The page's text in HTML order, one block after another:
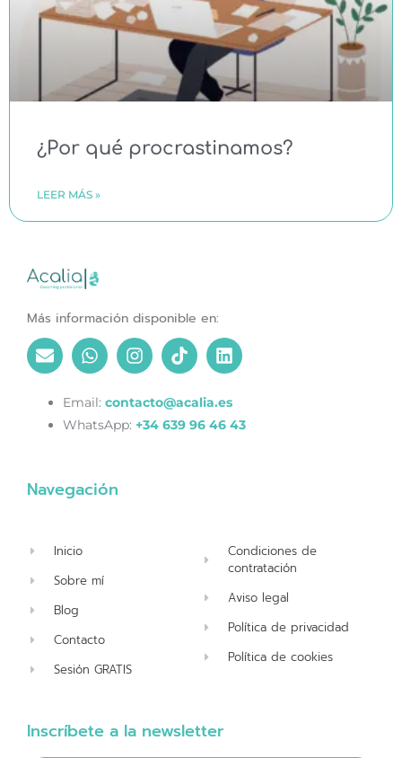
¿Por qué procrastinamos?
LEER MÁS »
Más información disponible en:
Email: contacto@acalia.es
WhatsApp: +34 639 96 46 43
Navegación
Inicio
Sobre mí
Blog
Contacto
Sesión GRATIS
Condiciones de
contratación
Aviso legal
Política de privacidad
Política de cookies
Inscríbete a la newsletter